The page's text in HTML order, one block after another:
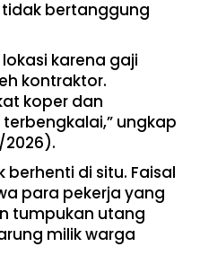
bertanggung
karena gaji
kontraktor.
koper dan
ungkap
2026).
berhenti di situ. Faisal
para pekerja yang
tumpukan utang
milik warga